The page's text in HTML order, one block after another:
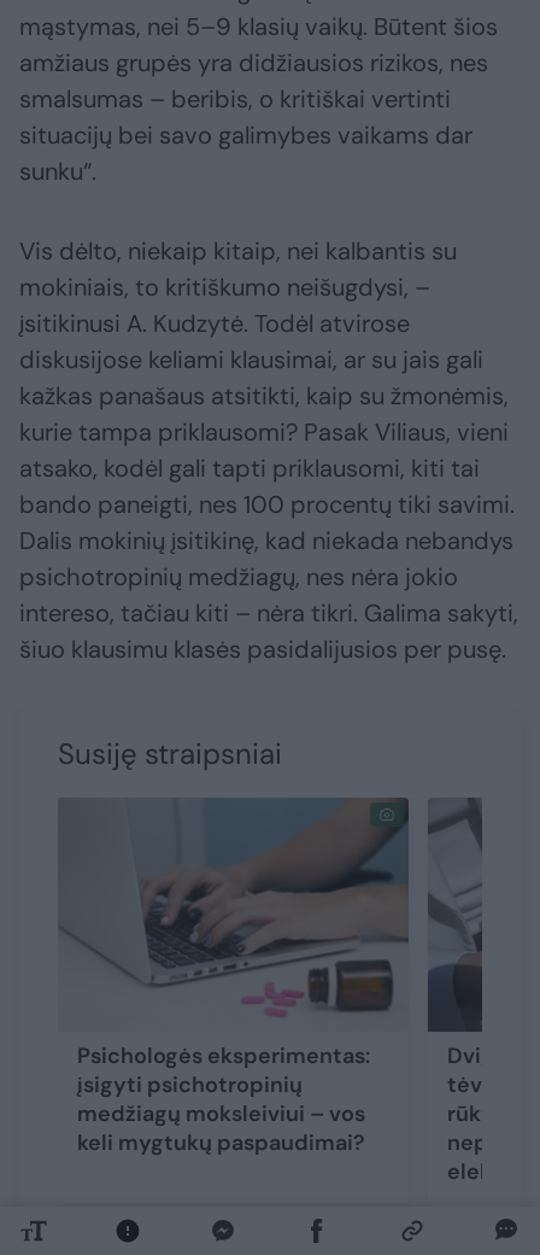
mąstymas, nei 5–9 klasių vaikų. Būtent šios
amžiaus grupės yra didžiausios rizikos, nes
smalsumas – beribis, o kritiškai vertinti
situacijų bei savo galimybes vaikams dar
sunku“.
Vis dėlto, niekaip kitaip, nei kalbantis su
mokiniais, to kritiškumo neišugdysi, –
įsitikinusi A. Kudzytė. Todėl atvirose
diskusijose keliami klausimai, ar su jais gali
kažkas panašaus atsitikti, kaip su žmonėmis,
kurie tampa priklausomi? Pasak Viliaus, vieni
atsako, kodėl gali tapti priklausomi, kiti tai
bando paneigti, nes 100 procentų tiki savimi.
Dalis mokinių įsitikinę, kad niekada nebandys
psichotropinių medžiagų, nes nėra jokio
intereso, tačiau kiti – nėra tikri. Galima sakyti,
šiuo klausimu klasės pasidalijusios per pusę.
Susiję straipsniai
Psichologės eksperimentas:
įsigyti psichotropinių
medžiagų moksleiviui – vos
keli mygtukų paspaudimai?
Dvigubi
tėvai
rūkymo